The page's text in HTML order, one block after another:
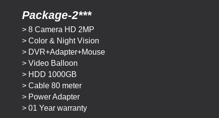
Package-2***
>8 Camera HD 2M P
> Color & Night Vision
> DVR+Adapter+Mouse
> Video Balloon
> HDD 1000GB
> Cable80 meter
> Power Adapter
> 01 Year warranty